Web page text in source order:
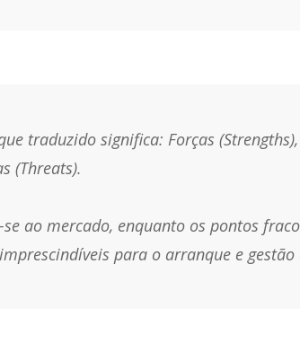
traduzido significa: Forças (Strengths),
(Threats).
ao mercado, enquanto os pontos
para o arranque e gestão